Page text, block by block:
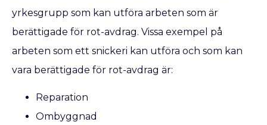
yrkesgrupp som kan utföra arbeten som är
berättigade för rot-avdrag. Vissa exempel på
arbeten som ett snickeri kan utföra och som kan
vara berättigade för rot-avdrag är:
Reparation
Ombyggnad